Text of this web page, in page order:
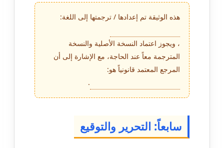
هذه الوثيقة تم إعدادها / ترجمتها إلى اللغة:
، ويجوز اعتماد النسخة الأصلية والنسخة
المترجمة معاً عند الحاجة، مع الإشارة إلى أن
المرجع المعتمد قانونياً هو:
.
سابعاً: التحرير والتوقيع